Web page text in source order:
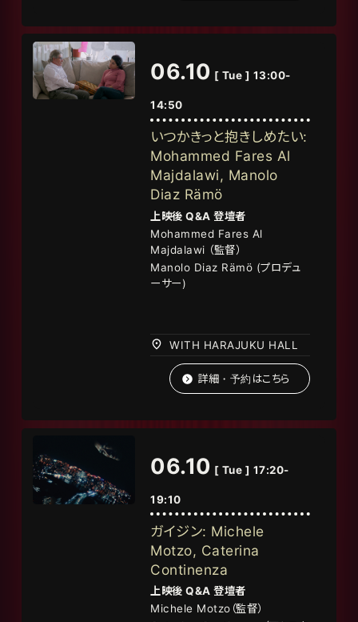
06.10 [ Tue ] 13:00-
14:50
いつかきっと抱きしめたい:
Mohammed Fares Al
Majdalawi, Manolo
Diaz Rämö
上映後 Q&A登壇者
Mohammed Fares Al
Majdalawi （監督）
Manolo Diaz Rämö (プロデュ
ーサー)
WITH HARAJUKU HALL
詳細・予約はこちら
06.10 [ Tue ] 17:20-
19:10
ガイジン: Michele
Motzo, Caterina
Continenza
上映後 Q&A登壇者
Michele Motzo （監督）